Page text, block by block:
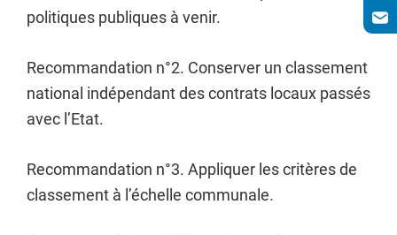
politiques publiques à venir.
Recommandation n°2. Conserver un classement
national indépendant des contrats locaux passés
avec l’Etat.
Recommandation n°3. Appliquer les critères de
classement à l’échelle communale.